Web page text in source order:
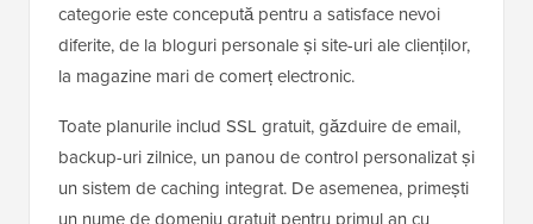
categorie este concepută pentru a satisface nevoi
diferite, de la bloguri personale și site-uri ale clienților,
la magazine mari de comerț electronic.
Toate planurile includ SSL gratuit, găzduire de email,
backup-uri zilnice, un panou de control personalizat și
un sistem de caching integrat. De asemenea, primești